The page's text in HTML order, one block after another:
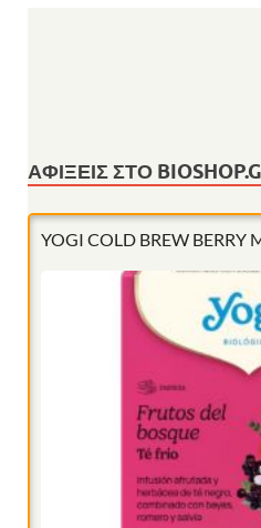
ΑΦΊΞΕΙΣ ΣΤΟ
YOGI COLD BREW BERRY